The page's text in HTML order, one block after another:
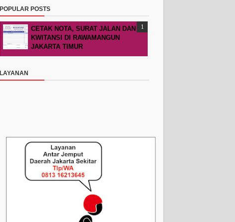
POPULAR POSTS
CETAK NOTA, SURAT JALAN DAN
KWITANSI DI RAWAMANGUN
JAKARTA TIMUR
LAYANAN